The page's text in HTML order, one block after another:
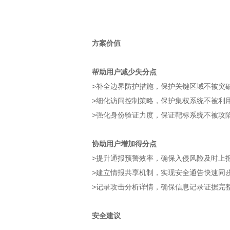
方案价值
帮助用户减少失分点
>补全边界防护措施，保护关键区域不被突
>细化访问控制策略，保护集权系统不被利
>强化身份验证力度，保证靶标系统不被攻陷
协助用户增加得分点
>提升通报预警效率，确保入侵风险及时上
>建立情报共享机制，实现安全通告快速同
>记录攻击分析详情，确保信息记录证据完整
安全建议